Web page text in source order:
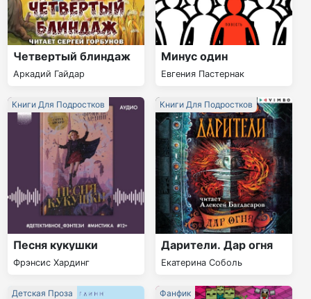
Четвертый блиндаж
Аркадий Гайдар
Минус один
Евгения Пастернак
Песня кукушки
Фрэнсис Хардинг
Книги Для Подростков
Дарители. Дар огня
Екатерина Соболь
Книги Для Подростков
Детская Проза Фанфик